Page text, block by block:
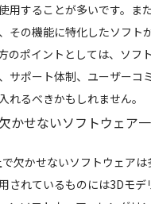
用することが多いです。ま
その機能に特化したソフト
のポイントとしては、ソフ
サポート体制、ユーザーコ
れるべきかもしれません。
かせないソフトウェア
欠かせないソフトウェア
されているものには3Dモデ